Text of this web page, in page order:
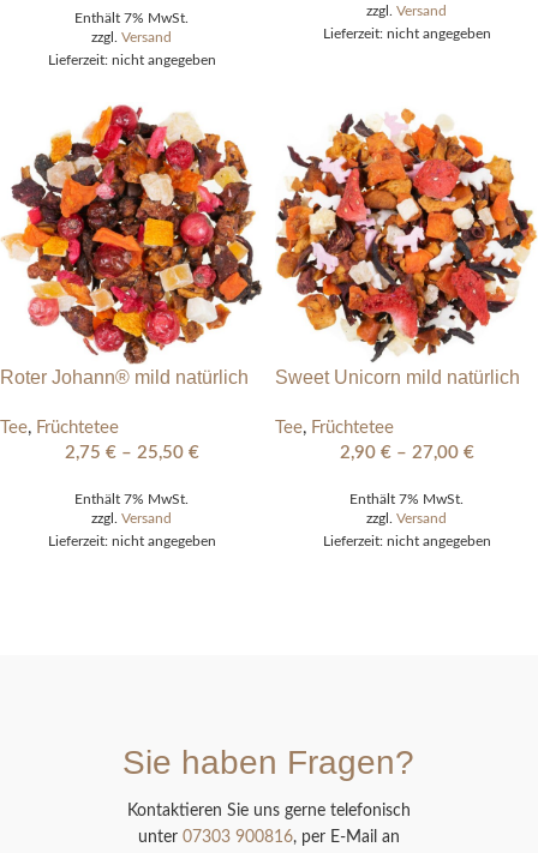
Enthält 7% MwSt.
zzgl. Versand
Lieferzeit: nicht angegeben
zzgl. Versand
Lieferzeit: nicht angegeben
Roter Johann® mild natürlich
Tee, Früchtetee
2,75 € – 25,50 €
Enthält 7% MwSt.
zzgl. Versand
Lieferzeit: nicht angegeben
Sweet Unicorn mild natürlich
Tee, Früchtetee
2,90 € – 27,00 €
Enthält 7% MwSt.
zzgl. Versand
Lieferzeit: nicht angegeben
Sie haben Fragen?
Kontaktieren Sie uns gerne telefonisch
unter 07303 900816, per E-Mail an